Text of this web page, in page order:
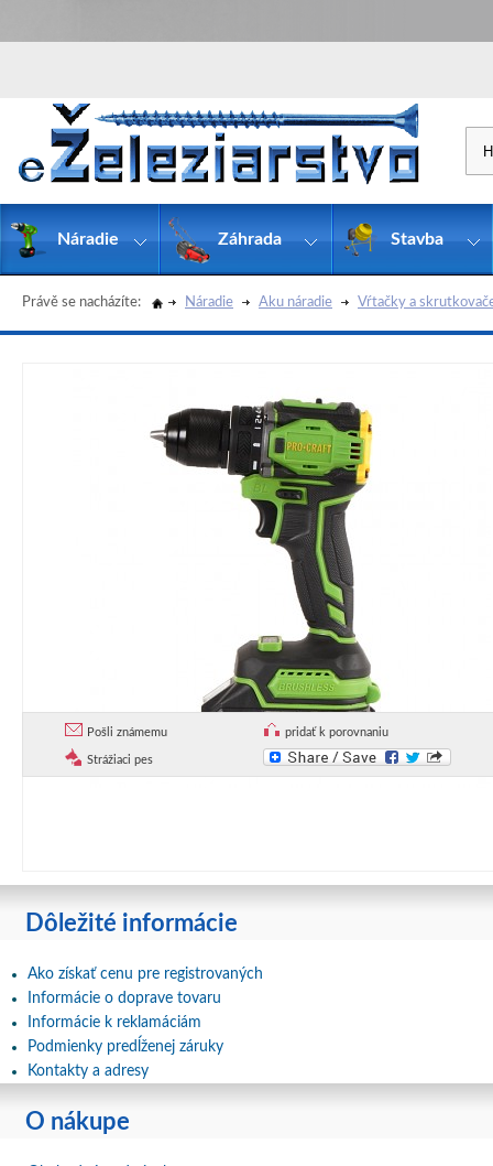
Právě se nacházíte: Náradie Aku náradie Vŕtačky a
Pošli známemu pridať k porovnaniu
Strážiaci pes
Dôležité informácie
Ako získať cenu pre registrovaných
Informácie o doprave tovaru
Informácie k reklamáciám
Podmienky predĺženej záruky
Kontakty a adresy
O nákupe
Náradie Záhrada Stavba